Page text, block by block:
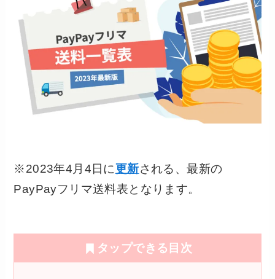
※2023年4月4日に更新される、最新の
PayPayフリマ送料表となります。
タップできる目次